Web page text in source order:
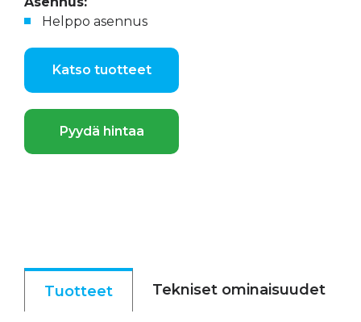
Helppo asennus
Katso tuotteet
Pyydä hintaa
Tuotteet Tekniset ominaisuudet